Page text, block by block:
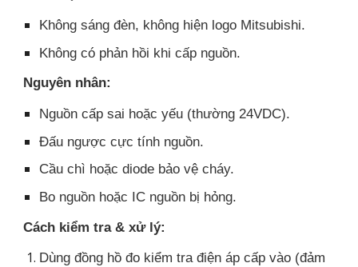
Không sáng đèn, không hiện logo Mitsubishi.
Không có phản hồi khi cấp nguồn.
Nguyên nhân:
Nguồn cấp sai hoặc yếu (thường 24VDC).
Đấu ngược cực tính nguồn.
Cầu chì hoặc diode bảo vệ cháy.
Bo nguồn hoặc IC nguồn bị hỏng.
Cách kiểm tra & xử lý:
Dùng đồng hồ đo kiểm tra điện áp cấp vào (đảm